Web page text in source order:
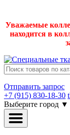
Уважаемые
находится в
Отправить запрос
+7 (915) 830-18-30
Выберите город ▼